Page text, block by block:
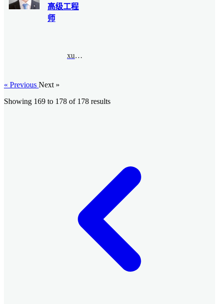
高级工程
师
xuewei@bimsa.cn
« Previous Next »
Showing 169 to 178 of 178 results